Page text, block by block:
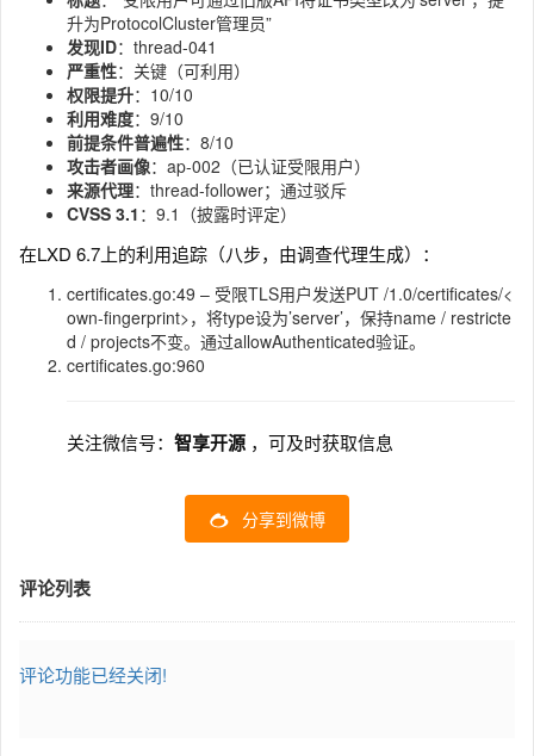
升为ProtocolCluster管理员”
发现ID：thread-041
严重性：关键（可利用）
权限提升：10/10
利用难度：9/10
前提条件普遍性：8/10
攻击者画像：ap-002（已认证受限用户）
来源代理：thread-follower；通过驳斥
CVSS 3.1 ：9.1（披露时评定）
在LXD 6.7上的利用追踪（八步，由调查代理生成）：
certificates.go:49 – 受限TLS用户发送PUT /1.0/certificates/<
own-fingerprint>，将type设为’server’，保持name / restricte
d / projects不变。通过allowAuthenticated验证。
certificates.go:960
关注微信号： 智享开源 ，可及时获取信息
分享到微博
评论列表
评论功能已经关闭!